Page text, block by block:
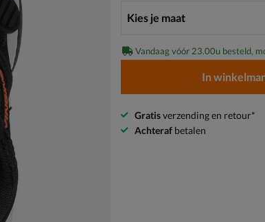
Kies je maat
Vandaag vóór 23.00u besteld,
In
Gratisverzending en retour*
Achteraf betalen